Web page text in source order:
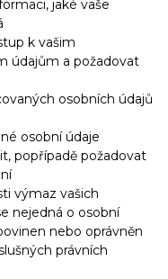
jaké vaše
k vašim
údajům a požadovat
osobních údajů
osobní údaje
popřípadě požadovat
výmaz vašich
nejedná o osobní
nebo oprávněn
právních